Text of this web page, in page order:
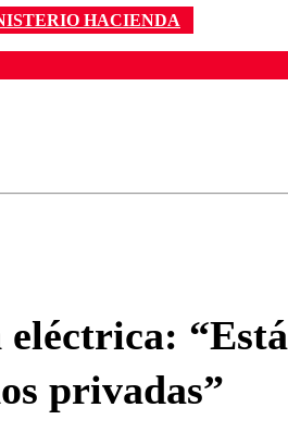
HACIENDA
“Está
privadas”